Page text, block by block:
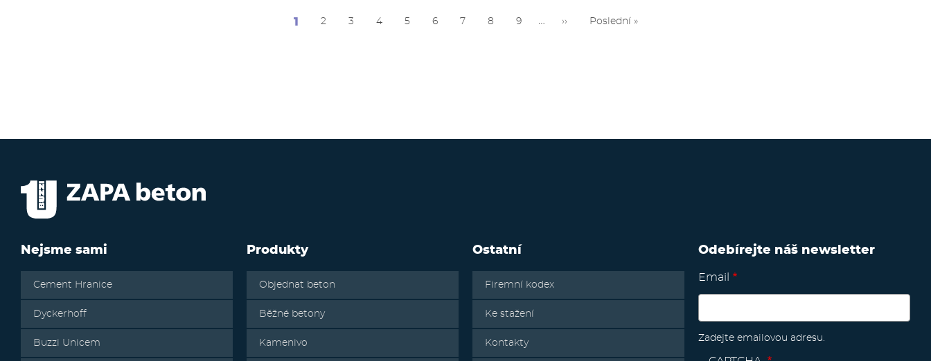
Aktuální
1 Page
2 Page
3 Page
4 Page
5 Page
6 Page
7 Page
8 Page
9
Následující
››
Poslední
Poslední »
Nejsme sami
Cement Hranice
Dyckerhoff
Buzzi Unicem
Produkty
Objednat beton
Běžné betony
Kamenivo
Ostatní
Firemní kodex
Ke stažení
Kontakty
Odebírejte náš newsletter
Email
Zadejte emailovou adresu.